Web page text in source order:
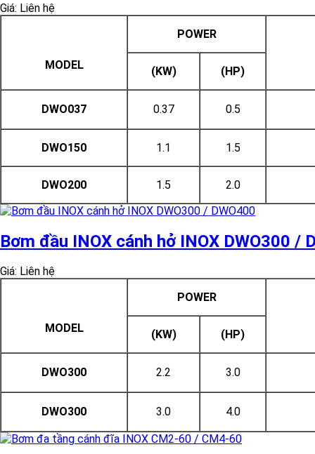
Giá: Liên hệ
MODEL
POWER
(KW) (HP)
DWO037 0.37 0.5
DWO150 1.1 1.5
DWO200 1.5 2.0
Bơm đầu INOX cánh hở INOX DWO300 /
Giá: Liên hệ
MODEL
POWER
(KW) (HP)
DWO300 2.2 3.0
DWO300 3.0 4.0